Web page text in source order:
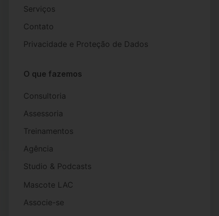
Serviços
Contato
Privacidade e Proteção de Dados
O que fazemos
Consultoria
Assessoria
Treinamentos
Agência
Studio & Podcasts
Mascote LAC
Associe-se